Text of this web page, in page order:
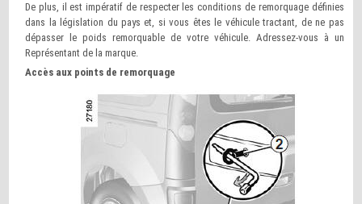
De plus, il est impératif de respecter les conditions de remorquage définies
dans la législation du pays et, si vous êtes le véhicule tractant, de ne pas
dépasser le poids remorquable de votre véhicule. Adressez-vous à un
Représentant de la marque.
Accès aux points de remorquage